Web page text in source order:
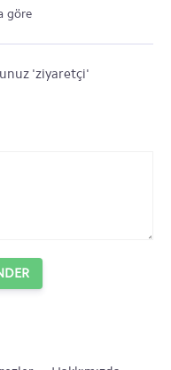
göre
'ziyaretçi'